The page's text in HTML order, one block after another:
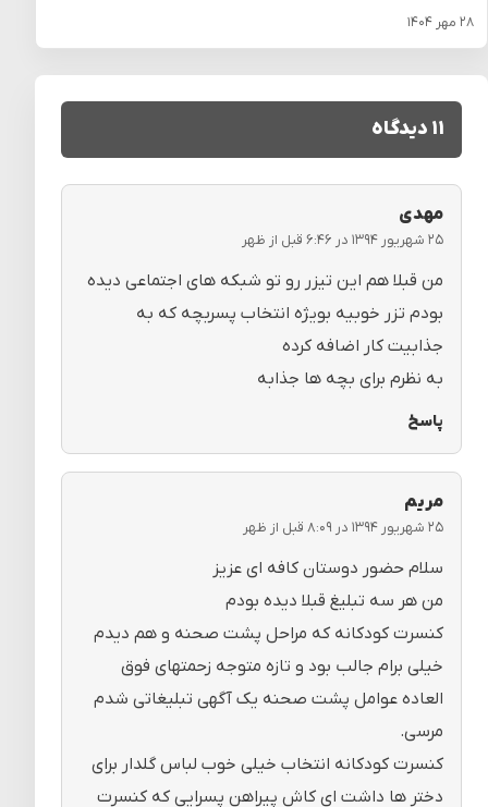
۲۸ مهر ۱۴۰۴
۱۱ دیدگاه
مهدی
۲۵ شهریور ۱۳۹۴ در ۶:۴۶ قبل از ظهر
من قبلا هم این تیزر رو تو شبکه های اجتماعی دیده
بودم تزر خوبیه بویژه انتخاب پسربچه که به
جذابیت کار اضافه کرده
به نظرم برای بچه ها جذابه
پاسخ
مریم
۲۵ شهریور ۱۳۹۴ در ۸:۰۹ قبل از ظهر
سلام حضور دوستان کافه ای عزیز
من هر سه تبلیغ قبلا دیده بودم
کنسرت کودکانه که مراحل پشت صحنه و هم دیدم
خیلی برام جالب بود و تازه متوجه زحمتهای فوق
العاده عوامل پشت صحنه یک آگهی تبلیغاتی شدم
مرسی.
کنسرت کودکانه انتخاب خیلی خوب لباس گلدار برای
دختر ها داشت ای کاش پیراهن پسرایی که کنسرت